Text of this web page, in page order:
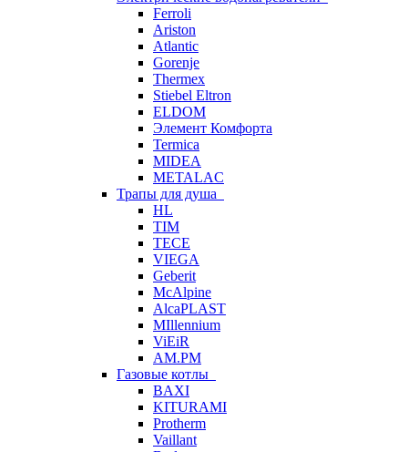
Ferroli
Ariston
Atlantic
Gorenje
Thermex
Stiebel Eltron
ELDOM
Элемент Комфорта
Termica
MIDEA
METALAC
Трапы для душа
HL
TIM
TECE
VIEGA
Geberit
McAlpine
AlcaPLAST
MIllennium
ViEiR
AM.PM
Газовые котлы
BAXI
KITURAMI
Protherm
Vaillant